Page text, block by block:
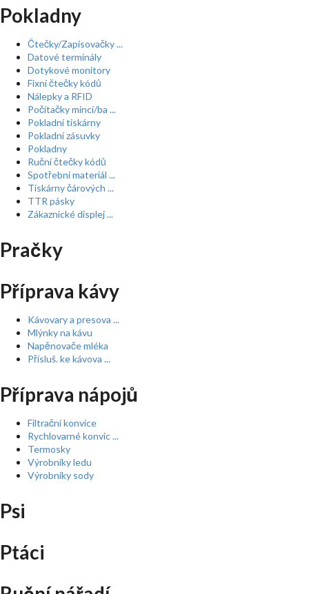
Pokladny
Čtečky/Zapisovačky ...
Datové terminály
Dotykové monitory
Fixní čtečky kódů
Nálepky a RFID
Počítačky mincí/ba ...
Pokladní tiskárny
Pokladní zásuvky
Pokladny
Ruční čtečky kódů
Spotřební materiál ...
Tiskárny čárových ...
TTR pásky
Zákaznické displej ...
Pračky
Příprava kávy
Kávovary a presova ...
Mlýnky na kávu
Napěnovače mléka
Přísluš. ke kávova ...
Příprava nápojů
Filtrační konvice
Rychlovarné konvic ...
Termosky
Výrobníky ledu
Výrobníky sody
Psi
Ptáci